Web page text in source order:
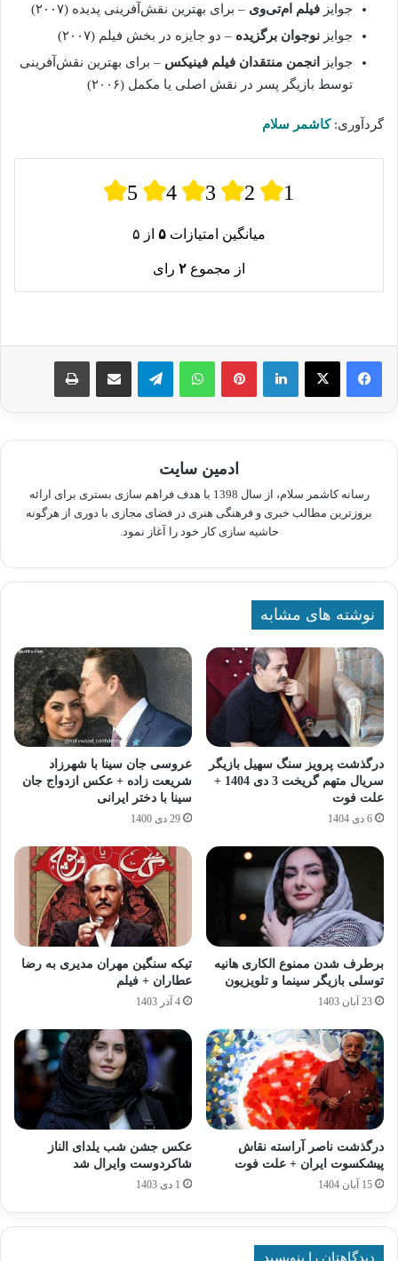
جوایز فیلم ام‌تی‌وی – برای بهترین نقش‌آفرینی پدیده (۲۰۰۷)
جوایز نوجوان برگزیده – دو جایزه در بخش فیلم (۲۰۰۷)
جوایز
انجمن منتقدان فیلم فینیکس – برای بهترین نقش‌آفرینی
توسط بازیگر پسر در نقش اصلی یا مکمل (۲۰۰۶)
گردآوری:کاشمر سلام
5 4 3 2 1
میانگین امتیازات ۵ از ۵
از مجموع ۲ رای
لینکدین پینترستواتس آپ تلگرام اشتراک گذاری از طریق ایمیل چاپ
ادمین سایت
رسانه کاشمر سلام، از سال 1398 با هدف فراهم سازی بستری برای ارائه
بروزترین مطالب خبری و فرهنگی هنری در فضای مجازی با دوری از هرگونه
حاشیه سازی کار خود را آغاز نمود.
نوشته های مشابه
درگذشت پرویز سنگ‌ سهیل بازیگر
سریال متهم گریخت 3 دی 1404 +
علت فوت
6 دی 1404
عروسی جان سینا با شهرزاد
شریعت زاده + عکس ازدواج جان
سینا با دختر ایرانی
29 دی 1400
برطرف شدن ممنوع‌ الکاری هانیه
توسلی بازیگر سینما و تلویزیون
23 آبان 1403
تیکه سنگین مهران مدیری به رضا
عطاران + فیلم
4 آذر 1403
درگذشت ناصر آراسته نقاش
پیشکسوت ایران + علت فوت
15 آبان 1404
عکس جشن شب یلدای الناز
شاکردوست وایرال شد
1 دی 1403
دیدگاهتان را بنویسید